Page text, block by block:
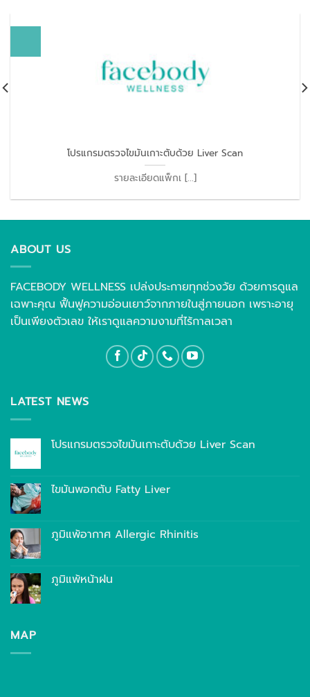
โปรแกรมตรวจไขมันเกาะตับด้วย Liver Scan
รายละเอียดแพ็กเ [...]
ABOUT US
FACEBODY WELLNESS เปล่งประกายทุกช่วงวัย ด้วยการดูแล
เฉพาะคุณ ฟื้นฟูความอ่อนเยาว์จากภายในสู่ภายนอก เพราะอายุ
เป็นเพียงตัวเลข ให้เราดูแลความงามที่ไร้กาลเวลา
LATEST NEWS
โปรแกรมตรวจไขมันเกาะตับด้วย Liver Scan
ไขมันพอกตับ Fatty Liver
ภูมิแพ้อากาศ Allergic Rhinitis
ภูมิแพ้หน้าฝน
MAP